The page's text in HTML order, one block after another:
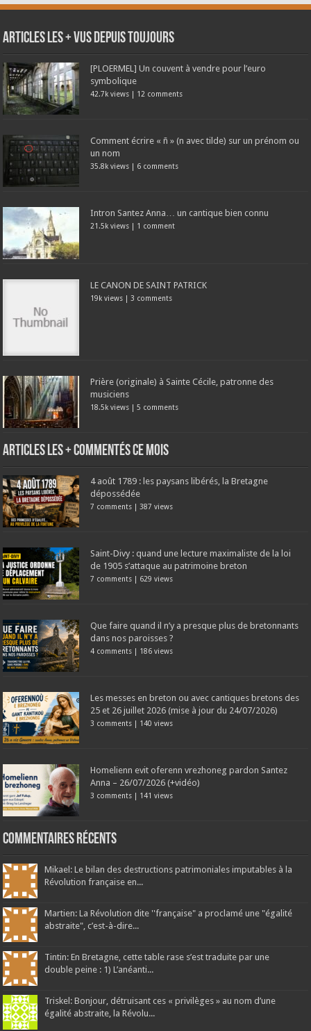
Articles les + vus depuis toujours
[PLOERMEL] Un couvent à vendre pour l’euro
symbolique
42.7k views | 12 comments
Comment écrire « ñ » (n avec tilde) sur un prénom ou
un nom
35.8k views | 6 comments
Intron Santez Anna… un cantique bien connu
21.5k views | 1 comment
LE CANON DE SAINT PATRICK
19k views | 3 comments
Prière (originale) à Sainte Cécile, patronne des
musiciens
18.5k views |5 comments
Articles les + commentés ce mois
4 août 1789 : les paysans libérés, la Bretagne
dépossédée
7 comments | 387 views
Saint-Divy : quand une lecture maximaliste de la loi
de 1905 s’attaque au patrimoine breton
7 comments | 629 views
Que faire quand il n’y a presque plus de bretonnants
dans nos paroisses ?
4 comments | 186 views
Les messes en breton ou avec cantiques bretons des
25 et 26 juillet 2026 (mise à jour du 24/07/2026)
3 comments | 140 views
Homelienn evit oferenn vrezhoneg pardon Santez
Anna – 26/07/2026 (+vidéo)
3 comments | 141 views
Commentaires récents
Mikael: Le bilan des destructions patrimoniales imputables à la
Révolution française en...
Martien: La Révolution dite ''française" a proclamé une "égalité
abstraite", c’est-à-dire...
Tintin: En Bretagne, cette table rase s’est traduite par une
double peine : 1) L’anéanti...
Triskel: Bonjour, détruisant ces « privilèges » au nom d’une
égalité abstraite, la Révolu...